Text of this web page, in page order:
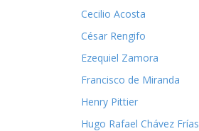
Cecilio Acosta
César Rengifo
Ezequiel Zamora
Francisco de Miranda
Henry Pittier
Hugo Rafael Chávez Frías